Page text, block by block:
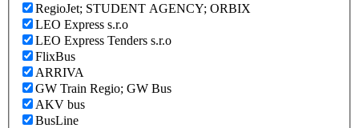
RegioJet; STUDENT AGENCY; ORBIX
LEO Express s.r.o
LEO Express Tenders s.r.o
FlixBus
ARRIVA
GW Train Regio; GW Bus
AKV bus
BusLine